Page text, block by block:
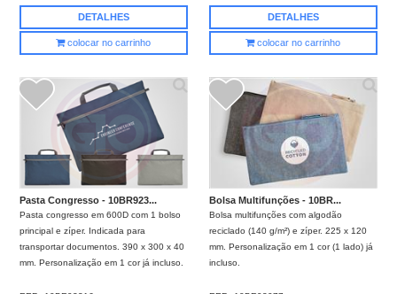
DETALHES
colocar no carrinho
DETALHES
colocar no carrinho
Pasta Congresso - 10BR923...
Pasta congresso em 600D com 1 bolso
principal e zíper. Indicada para
transportar documentos. 390 x 300 x 40
mm. Personalização em 1 cor já incluso.
Bolsa Multifunções - 10BR...
Bolsa multifunções com algodão
reciclado (140 g/m²) e zíper. 225 x 120
mm. Personalização em 1 cor (1 lado) já
incluso.